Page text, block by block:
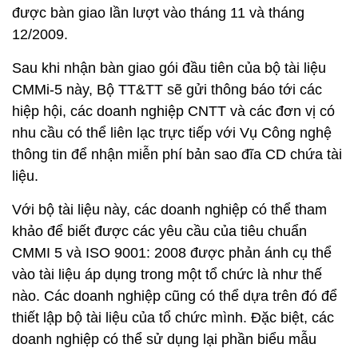
được bàn giao lần lượt vào tháng 11 và tháng
12/2009.
Sau khi nhận bàn giao gói đầu tiên của bộ tài liệu
CMMi-5 này, Bộ TT&TT sẽ gửi thông báo tới các
hiệp hội, các doanh nghiệp CNTT và các đơn vị có
nhu cầu có thể liên lạc trực tiếp với Vụ Công nghệ
thông tin để nhận miễn phí bản sao đĩa CD chứa tài
liệu.
Với bộ tài liệu này, các doanh nghiệp có thể tham
khảo để biết được các yêu cầu của tiêu chuẩn
CMMI 5 và ISO 9001: 2008 được phản ánh cụ thể
vào tài liệu áp dụng trong một tổ chức là như thế
nào. Các doanh nghiệp cũng có thể dựa trên đó để
thiết lập bộ tài liệu của tổ chức mình. Đặc biệt, các
doanh nghiệp có thể sử dụng lại phần biểu mẫu